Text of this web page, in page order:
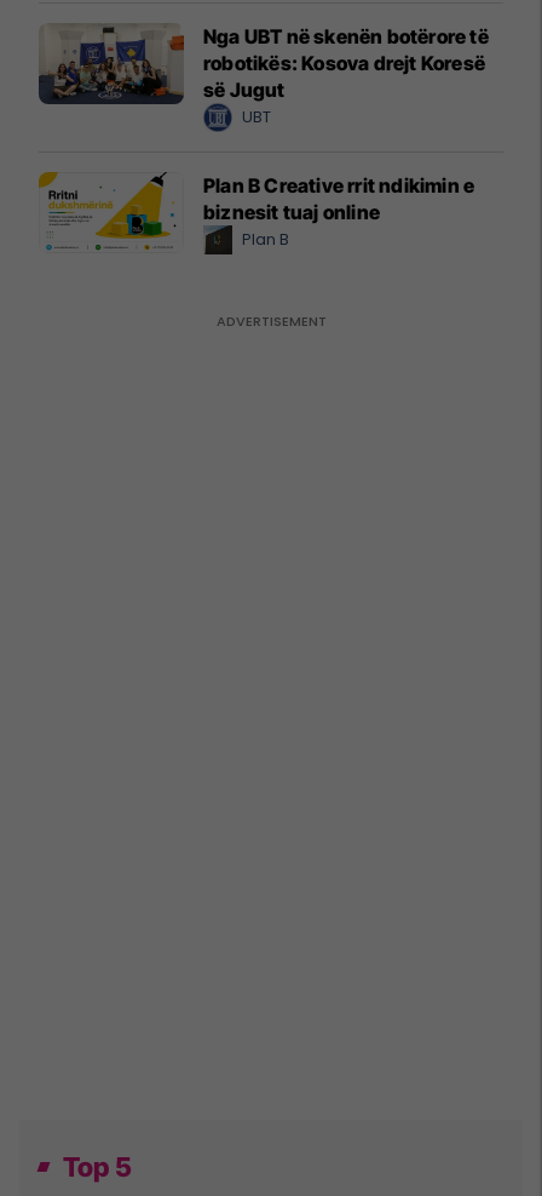
Nga UBT në skenën botërore të
robotikës: Kosova drejt Koresë
së Jugut
UBT
Plan B Creative rrit ndikimin e
biznesit tuaj online
Plan B
Top 5